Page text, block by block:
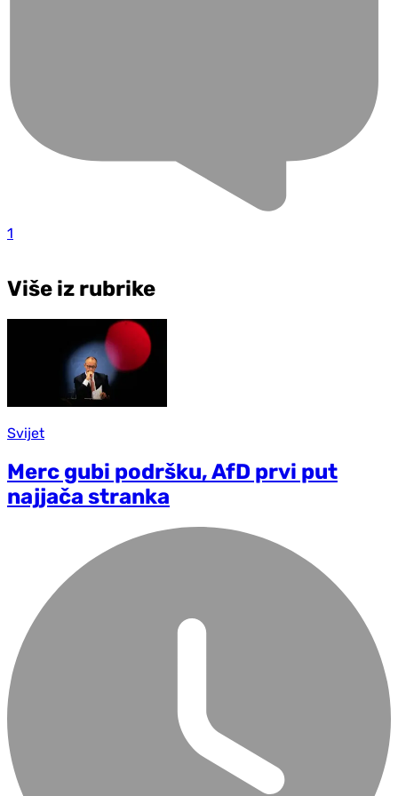
1
Više iz rubrike
Svijet
Merc gubi podršku, AfD prvi put
najjača stranka